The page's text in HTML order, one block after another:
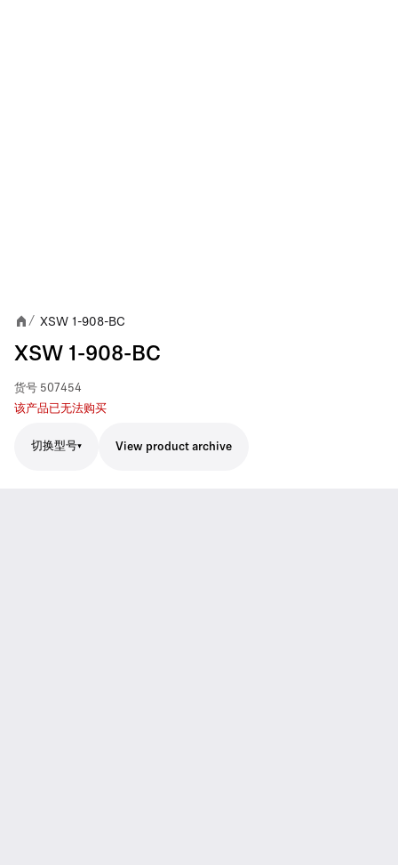
/ XSW 1-908-BC
XSW 1-908-BC
货号 507454
该产品已无法购买
切换型号 View product archive